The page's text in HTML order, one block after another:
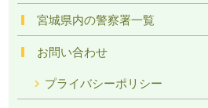
宮城県内の警察署一覧
お問い合わせ
プライバシーポリシー